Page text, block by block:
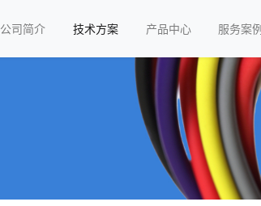
公司简介 技术方案 产品中心 服务案例